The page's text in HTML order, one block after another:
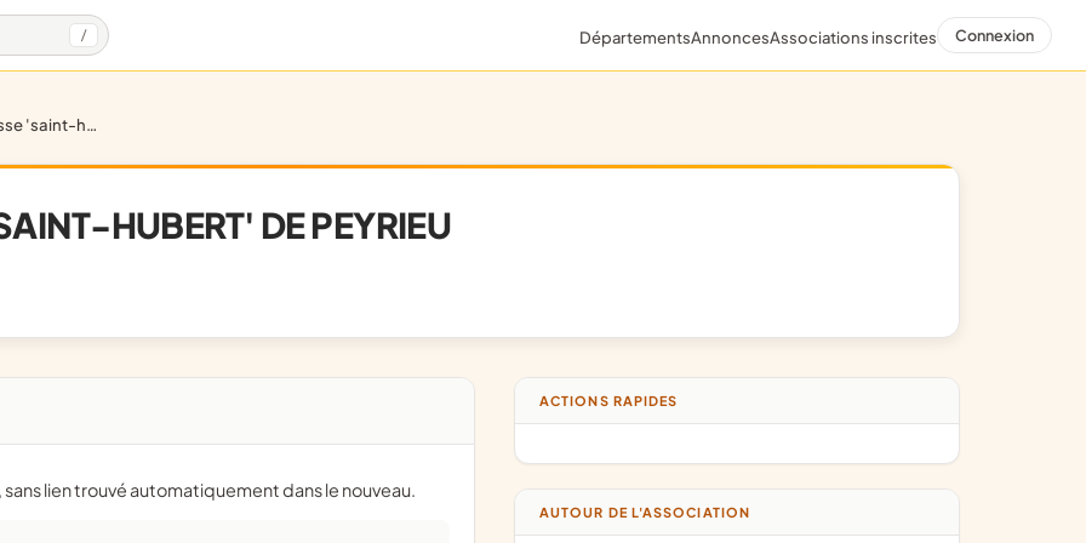
/ DépartementsAnnoncesAssociations inscrites Connexion
de peyrieu
HUBERT' DE PEYRIEU
lien trouvé automatiquement dans le nouveau.
ACTIONS RAPIDES
AUTOUR DE L'ASSOCIATION